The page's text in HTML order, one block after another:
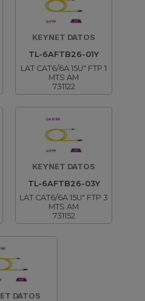
KEYNET DATOS
TL-6AFTB26-01Y
LAT CAT6/6A 15U" FTP 1
MTS AM
731122
KEYNET DATOS
TL-6AFTB26-03Y
LAT CAT6/6A 15U" FTP 3
MTS AM
731152
DATOS